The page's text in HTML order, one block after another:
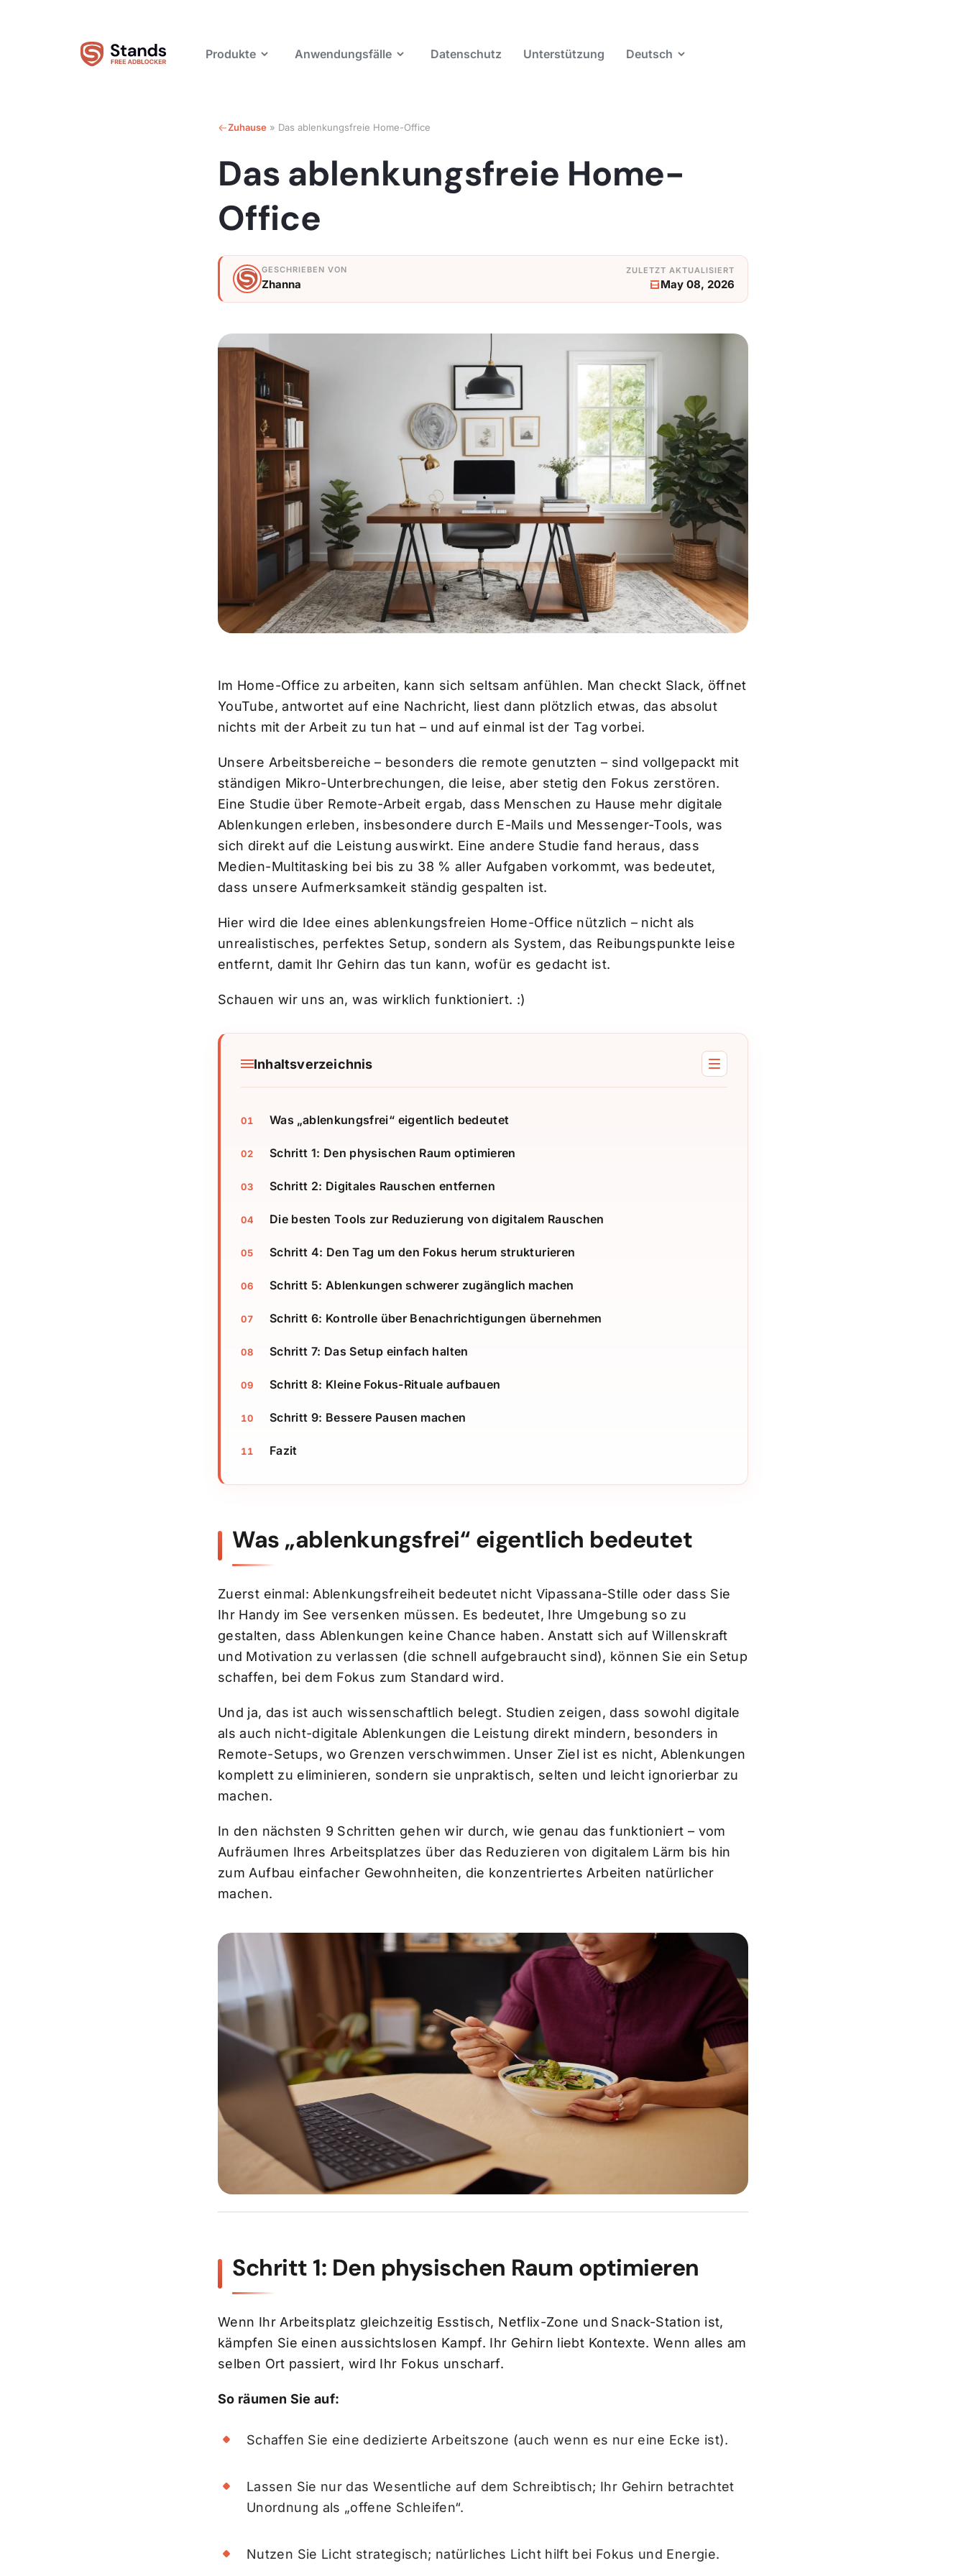
Produkte Anwendungsfälle Datenschutz Unterstützung Deutsch
Zuhause » Das ablenkungsfreie Home-Office
Das ablenkungsfreie Home-
Office
Im Home-Office zu arbeiten, kann sich seltsam anfühlen. Man checkt Slack, öffnet
YouTube, antwortet auf eine Nachricht, liest dann plötzlich etwas, das absolut
nichts mit der Arbeit zu tun hat – und auf einmal ist der Tag vorbei.
Unsere Arbeitsbereiche – besonders die remote genutzten – sind vollgepackt mit
ständigen Mikro-Unterbrechungen, die leise, aber stetig den Fokus zerstören.
Eine Studie über Remote-Arbeit ergab, dass Menschen zu Hause mehr digitale
Ablenkungen erleben, insbesondere durch E-Mails und Messenger-Tools, was
sich direkt auf die Leistung auswirkt. Eine andere Studie fand heraus, dass
Medien-Multitasking bei bis zu 38 % aller Aufgaben vorkommt, was bedeutet,
dass unsere Aufmerksamkeit ständig gespalten ist.
Hier wird die Idee eines ablenkungsfreien Home-Office nützlich – nicht als
unrealistisches, perfektes Setup, sondern als System, das Reibungspunkte leise
entfernt, damit Ihr Gehirn das tun kann, wofür es gedacht ist.
Schauen wir uns an, was wirklich funktioniert. :)
Inhaltsverzeichnis
Was „ablenkungsfrei“ eigentlich bedeutet
Schritt 1: Den physischen Raum optimieren
Schritt 2: Digitales Rauschen entfernen
Die besten Tools zur Reduzierung von digitalem Rauschen
Schritt 4: Den Tag um den Fokus herum strukturieren
Schritt 5: Ablenkungen schwerer zugänglich machen
Schritt 6: Kontrolle über Benachrichtigungen übernehmen
Schritt 7: Das Setup einfach halten
Schritt 8: Kleine Fokus-Rituale aufbauen
Schritt 9: Bessere Pausen machen
Fazit
Was „ablenkungsfrei“ eigentlich bedeutet
Zuerst einmal: Ablenkungsfreiheit bedeutet nicht Vipassana-Stille oder dass Sie
Ihr Handy im See versenken müssen. Es bedeutet, Ihre Umgebung so zu
gestalten, dass Ablenkungen keine Chance haben. Anstatt sich auf Willenskraft
und Motivation zu verlassen (die schnell aufgebraucht sind), können Sie ein Setup
schaffen, bei dem Fokus zum Standard wird.
Und ja, das ist auch wissenschaftlich belegt. Studien zeigen, dass sowohl digitale
als auch nicht-digitale Ablenkungen die Leistung direkt mindern, besonders in
Remote-Setups, wo Grenzen verschwimmen. Unser Ziel ist es nicht, Ablenkungen
komplett zu eliminieren, sondern sie unpraktisch, selten und leicht ignorierbar zu
machen.
In den nächsten 9 Schritten gehen wir durch, wie genau das funktioniert – vom
Aufräumen Ihres Arbeitsplatzes über das Reduzieren von digitalem Lärm bis hin
zum Aufbau einfacher Gewohnheiten, die konzentriertes Arbeiten natürlicher
machen.
Schritt 1: Den physischen Raum optimieren
Wenn Ihr Arbeitsplatz gleichzeitig Esstisch, Netflix-Zone und Snack-Station ist,
kämpfen Sie einen aussichtslosen Kampf. Ihr Gehirn liebt Kontexte. Wenn alles am
selben Ort passiert, wird Ihr Fokus unscharf.
So räumen Sie auf:
Schaffen Sie eine dedizierte Arbeitszone (auch wenn es nur eine Ecke ist).
Lassen Sie nur das Wesentliche auf dem Schreibtisch; Ihr Gehirn betrachtet
Unordnung als „offene Schleifen“.
Nutzen Sie Licht strategisch; natürliches Licht hilft bei Fokus und Energie.
Zhanna May 08, 2026